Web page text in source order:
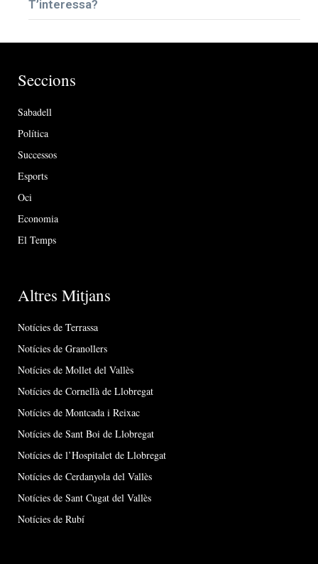
T’interessa?
Seccions
Sabadell
Política
Successos
Esports
Oci
Economia
El Temps
Altres Mitjans
Notícies de Terrassa
Notícies de Granollers
Notícies de Mollet del Vallès
Notícies de Cornellà de Llobregat
Notícies de Montcada i Reixac
Notícies de Sant Boi de Llobregat
Notícies de l’Hospitalet de Llobregat
Notícies de Cerdanyola del Vallès
Notícies de Sant Cugat del Vallès
Notícies de Rubí